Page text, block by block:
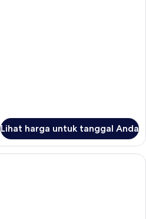
Lihat harga untuk tanggal Anda